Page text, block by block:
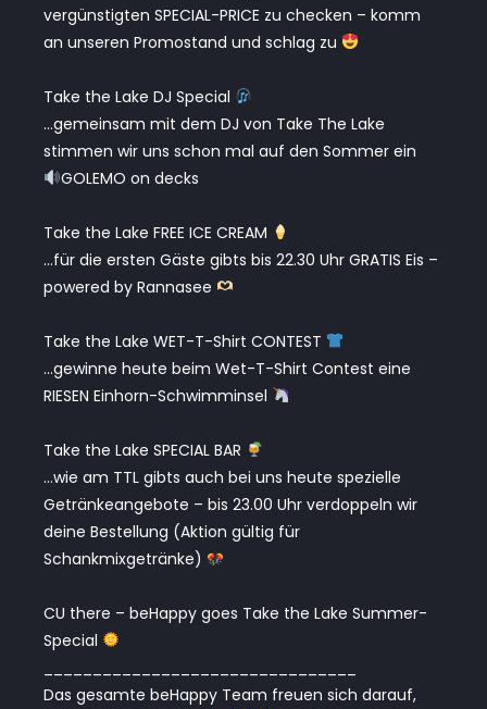
vergünstigten SPECIAL-PRICE zu checken – komm
an unseren Promostand und schlag zu
Take the Lake DJ Special
…gemeinsam mit dem DJ von Take The Lake
stimmen wir uns schon mal auf den Sommer ein
GOLEMO on decks
Take the Lake FREE ICE CREAM
…für die ersten Gäste gibts bis 22.30 Uhr GRATIS Eis –
powered by Rannasee
Take the Lake WET-T-Shirt CONTEST
…gewinne heute beim Wet-T-Shirt Contest eine
RIESEN Einhorn-Schwimminsel
Take the Lake SPECIAL BAR
…wie am TTL gibts auch bei uns heute spezielle
Getränkeangebote – bis 23.00 Uhr verdoppeln wir
deine Bestellung (Aktion gültig für
Schankmixgetränke)
CU there – beHappy goes Take the Lake Summer-
Special
Das gesamte beHappy Team freuen sich darauf,